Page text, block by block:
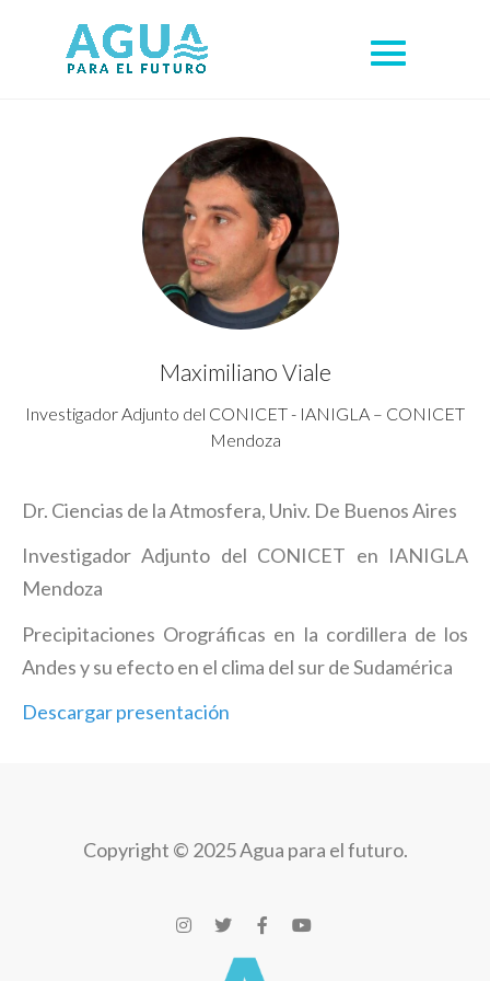
Maximiliano Viale
Investigador Adjunto del CONICET - IANIGLA – CONICET
Mendoza
Dr. Ciencias de la Atmosfera, Univ. De Buenos Aires
Investigador Adjunto del CONICET en IANIGLA
Mendoza
Precipitaciones Orográficas en la cordillera de los
Andes y su efecto en el clima del sur de Sudamérica
Descargar presentación
Copyright © 2025 Agua para el futuro.